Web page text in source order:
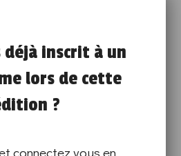
SUR PLACE
sont closes.
un autre en renseignant vos
déjà inscrit à un
lors de cette
?
connectez vous en